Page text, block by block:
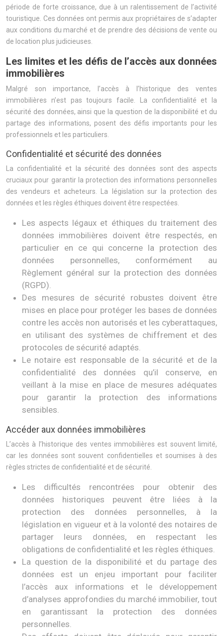
période de forte croissance, due à un ralentissement de l’activité
touristique. Ces données ont permis aux propriétaires de s’adapter
aux conditions du marché et de prendre des décisions de vente ou
de location plus judicieuses.
Les limites et les défis de l’accès aux données
immobilières
Malgré son importance, l’accès à l’historique des ventes
immobilières n’est pas toujours facile. La confidentialité et la
sécurité des données, ainsi que la question de la disponibilité et du
partage des informations, posent des défis importants pour les
professionnels et les particuliers.
Confidentialité et sécurité des données
La confidentialité et la sécurité des données sont des aspects
cruciaux pour garantir la protection des informations personnelles
des vendeurs et acheteurs. La législation sur la protection des
données et les règles éthiques doivent être respectées.
Les aspects légaux et éthiques du traitement des
données immobilières doivent être respectés, en
particulier en ce qui concerne la protection des
données personnelles, conformément au
Règlement général sur la protection des données
(RGPD).
Des mesures de sécurité robustes doivent être
mises en place pour protéger les bases de données
contre les accès non autorisés et les cyberattaques,
en utilisant des systèmes de chiffrement et des
protocoles de sécurité adaptés.
Le notaire est responsable de la sécurité et de la
confidentialité des données qu’il conserve, en
veillant à la mise en place de mesures adéquates
pour garantir la protection des informations
sensibles.
Accéder aux données immobilières
L’accès à l’historique des ventes immobilières est souvent limité,
car les données sont souvent confidentielles et soumises à des
règles strictes de confidentialité et de sécurité.
Les difficultés rencontrées pour obtenir des
données historiques peuvent être liées à la
protection des données personnelles, à la
législation en vigueur et à la volonté des notaires de
partager leurs données, en respectant les
obligations de confidentialité et les règles éthiques.
La question de la disponibilité et du partage des
données est un enjeu important pour faciliter
l’accès aux informations et le développement
d’analyses approfondies du marché immobilier, tout
en garantissant la protection des données
personnelles.